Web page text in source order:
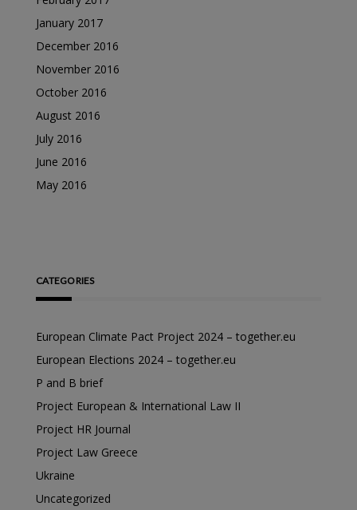
January 2017
December 2016
November 2016
October 2016
August 2016
July 2016
June 2016
May 2016
CATEGORIES
European Climate Pact Project 2024 – together.eu
European Elections 2024 – together.eu
P and B brief
Project European & International Law II
Project HR Journal
Project Law Greece
Ukraine
Uncategorized